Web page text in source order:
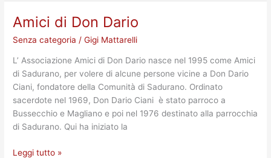
Amici di Don Dario
Senza categoria /Gigi Mattarelli
L’ Associazione Amici di Don Dario nasce nel 1995 come Amici
di Sadurano, per volere di alcune persone vicine a Don Dario
Ciani, fondatore della Comunità di Sadurano. Ordinato
sacerdote nel 1969, Don Dario Ciani è stato parroco a
Bussecchio e Magliano e poi nel 1976 destinato alla parrocchia
di Sadurano. Qui ha iniziato la
Amici
Don
Dario
Leggi tutto »